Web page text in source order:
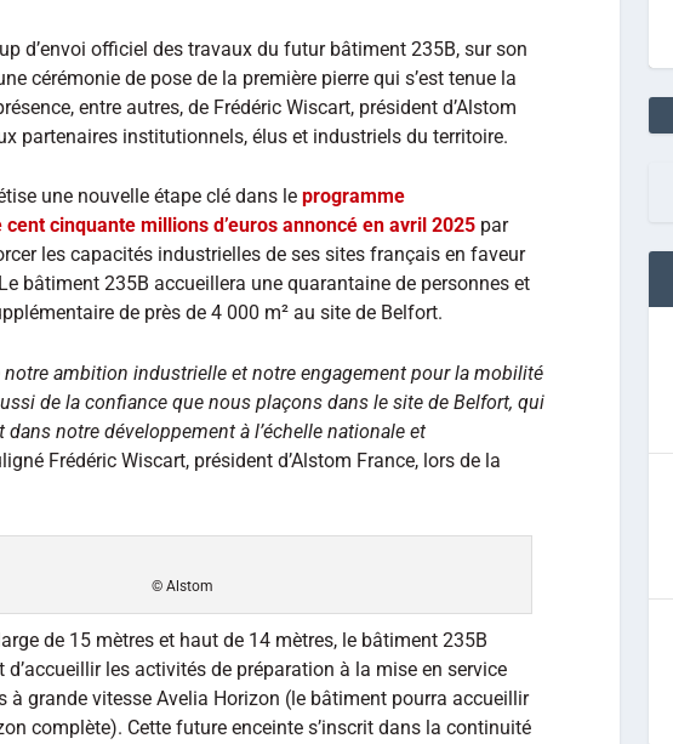
d’envoi officiel des travaux du futur bâtiment 235B, sur son
cérémonie de pose de la première pierre qui s’est tenue la
entre autres, de Frédéric Wiscart, président d’Alstom
partenaires institutionnels, élus et industriels du territoire.
une nouvelle étape clé dans le programme
cent cinquante millions d’euros annoncé en avril 2025 par
les capacités industrielles de ses sites français en faveur
bâtiment 235B accueillera une quarantaine de personnes et
de près de 4 000 m² au site de Belfort.
notre ambition industrielle et notre engagement pour la mobilité
de la confiance que nous plaçons dans le site de Belfort, qui
notre développement à l’échelle nationale et
Frédéric Wiscart, président d’Alstom France, lors de la
© Alstom
de 15 mètres et haut de 14 mètres, le bâtiment 235B
les activités de préparation à la mise en service
à grande vitesse Avelia Horizon (le bâtiment pourra accueillir
complète). Cette future enceinte s’inscrit dans la continuité